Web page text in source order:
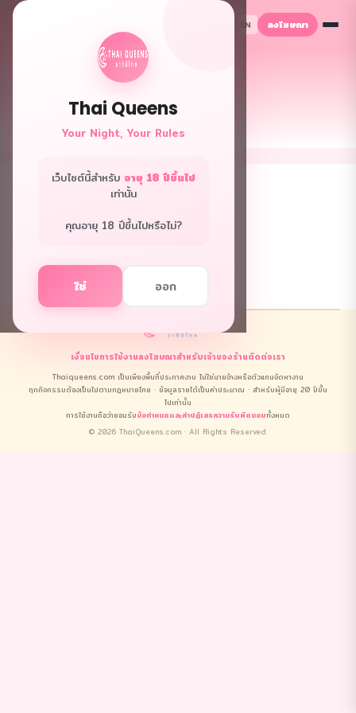
Thai Queens
Your Night, Your Rules
เว็บไซต์นี้สำหรับ อายุ 18 ปีขึ้นไป
เท่านั้น
คุณอายุ 18 ปีขึ้นไปหรือไม่?
ใช่ ออก
EN ลงโฆษณา
เคล็ดลับออมเงิน เปิดธุรกิจ และเริ่มต้นชีวิตใหม่
ยังไม่มีคู่มือ
เงื่อนไขการใช้งานลงโฆษณาสำหรับเจ้าของร้านติดต่อเรา
Thaiqueens.com เป็นเพียงพื้นที่ประกาศงาน ไม่ใช่นายจ้างหรือตัวแทนจัดหางาน
ทุกกิจกรรมต้องเป็นไปตามกฎหมายไทย · ข้อมูลรายได้เป็นค่าประมาณ · สำหรับผู้มีอายุ 20 ปีขึ้น
ไปเท่านั้น
การใช้งานถือว่ายอมรับข้อกำหนดและคำปฏิเสธความรับผิดชอบทั้งหมด
© 2026 ThaiQueens.com · All Rights Reserved.